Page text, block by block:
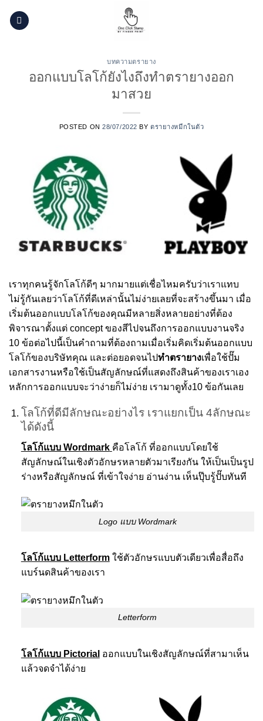
บทความตรายาง
ออกแบบโลโก้ยังไงถึงทำตรายางออก
มาสวย
POSTED ON28/07/2022 BYตรายางหมึกในตัว
เราทุกคนรู้จักโลโก้ดีๆ มากมายแต่เชื่อไหมครับว่าเราแทบ
ไม่รู้กันเลยว่าโลโก้ที่ดีเหล่านั้นไม่ง่ายเลยที่จะสร้างขึ้นมา เมื่อ
เริ่มต้นออกแบบโลโก้ของคุณมีหลายสิ่งหลายอย่างที่ต้อง
พิจารณาตั้งแต่ concept ของสีไปจนถึงการออกแบบงานจริง
10 ข้อต่อไปนี้เป็นคำถามที่ต้องถามเมื่อเริ่มคิดเริ่มต้นออกแบบ
โลโก้ของบริษัทคุณ และต่อยอดจนไปทำตรายางเพื่อใช้ปั๊ม
เอกสารงานหรือใช้เป็นสัญลักษณ์ที่แสดงถึงสินค้าของเราเอง
หลักการออกแบบจะว่าง่ายก็ไม่ง่าย เรามาดูทั้ง10 ข้อกันเลย
โลโก้ที่ดีมีลักษณะอย่างไร เราแยกเป็น 4ลักษณะ
ได้ดังนี้
โลโก้แบบ Wordmark คือโลโก้ ที่ออกแบบโดยใช้
สัญลักษณ์ในเชิงตัวอักษรหลายตัวมาเรียงกัน ให้เป็นเป็นรูป
ร่างหรือสัญลักษณ์ ที่เข้าใจง่าย อ่านง่าน เห็นปุ๊บรู้ปั๊บทันที
Logo แบบ Wordmark
โลโก้แบบ Letterformใช้ตัวอักษรแบบตัวเดียวเพื่อสื่อถึง
แบร์นดสินค้าของเรา
Letterform
โลโก้แบบ Pictorial ออกแบบในเชิงสัญลักษณ์ที่สามาเห็น
แล้วจดจำได้ง่าย